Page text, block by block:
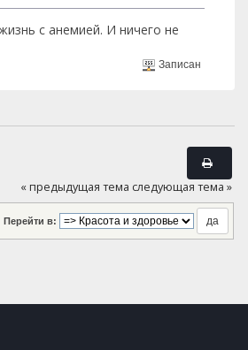
с анемией. И ничего не
Записан
« предыдущая тема следующая тема »
Перейти в: